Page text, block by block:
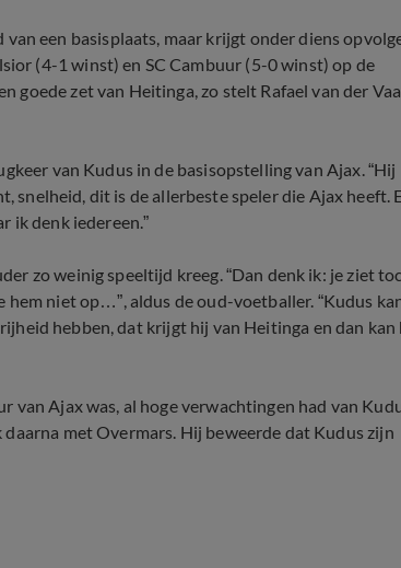
een basisplaats, maar krijgt onder diens
(4-1 winst) en SC Cambuur (5-0 winst) op de
goede zet van Heitinga, zo stelt Rafael van der
van Kudus in de basisopstelling van Ajax. “Hij
snelheid, dit is de allerbeste speler die Ajax heeft.
ik denk iedereen.”
zo weinig speeltijd kreeg. “Dan denk ik: je ziet
niet op…”, aldus de oud-voetballer. “Kudus
hebben, dat krijgt hij van Heitinga en dan kan
Ajax was, al hoge verwachtingen had van
met Overmars. Hij beweerde dat Kudus zijn